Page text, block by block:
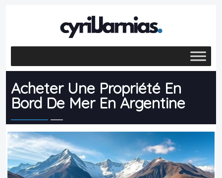
Acheter Une Propriété En
Bord De Mer En Argentine